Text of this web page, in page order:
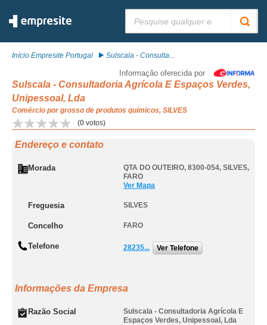
Início Empresite Portugal Sulscala - Consulta...
Informação oferecida por
Sulscala - Consultadoria Agrícola E Espaços Verdes,
Unipessoal, Lda
Comércio por grosso de produtos químicos, SILVES
(0 votos)
Endereço e contato
Morada QTA DO OUTEIRO, 8300-054, SILVES,
FARO
Ver Mapa
Freguesia SILVES
Concelho FARO
Telefone 28235... Ver Telefone
Informações da Empresa
Razão Social
Sulscala - Consultadoria Agrícola E
Espaços Verdes, Unipessoal, Lda